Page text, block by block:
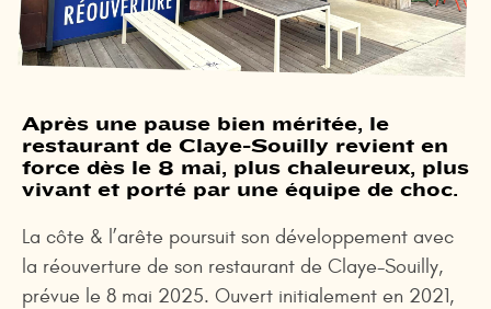
Après une pause bien méritée, le
restaurant de Claye-Souilly revient en
force dès le 8 mai, plus chaleureux, plus
vivant et porté par une équipe de choc.
La côte & l’arête poursuit son développement avec
la réouverture de son restaurant de Claye-Souilly,
prévue le 8 mai 2025. Ouvert initialement en 2021,